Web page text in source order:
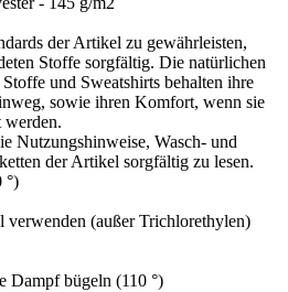
der Artikel zu gewährleisten,
Stoffe sorgfältig. Die natürlichen
und Sweatshirts behalten ihre
sowie ihren Komfort, wenn sie
werden.
Nutzungshinweise, Wasch- und
der Artikel sorgfältig zu lesen.
°)
verwenden (außer Trichlorethylen)
Dampf bügeln (110 °)